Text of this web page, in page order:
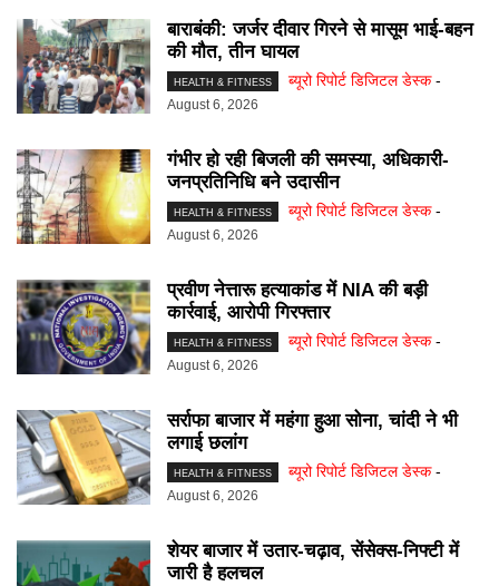
बाराबंकी: जर्जर दीवार गिरने से मासूम भाई-बहन
की मौत, तीन घायल
HEALTH & FITNESS ब्यूरो रिपोर्ट डिजिटल डेस्क -
August 6, 2026
गंभीर हो रही बिजली की समस्या, अधिकारी-
जनप्रतिनिधि बने उदासीन
HEALTH & FITNESS ब्यूरो रिपोर्ट डिजिटल डेस्क -
August 6, 2026
प्रवीण नेत्तारू हत्याकांड में NIA की बड़ी
कार्रवाई, आरोपी गिरफ्तार
HEALTH & FITNESS ब्यूरो रिपोर्ट डिजिटल डेस्क -
August 6, 2026
सर्राफा बाजार में महंगा हुआ सोना, चांदी ने भी
लगाई छलांग
HEALTH & FITNESS ब्यूरो रिपोर्ट डिजिटल डेस्क -
August 6, 2026
शेयर बाजार में उतार-चढ़ाव, सेंसेक्स-निफ्टी में
जारी है हलचल